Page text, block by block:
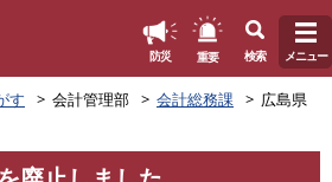
防災 重要 検索 メニュー
す 会計管理部 会計総務課
広島県